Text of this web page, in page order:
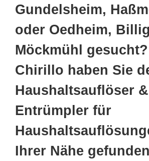
Gundelsheim,
oder Oedheim,
Möckmühl
Chirillo haben Sie
Haushaltsauflöser &
Entrümpler für
Ihrer Nähe